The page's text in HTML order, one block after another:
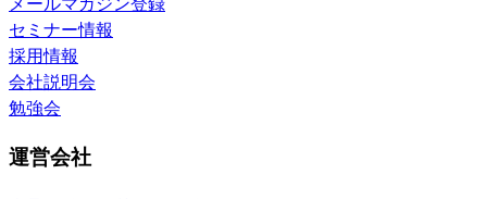
セミナー情報
採用情報
会社説明会
勉強会
運営会社